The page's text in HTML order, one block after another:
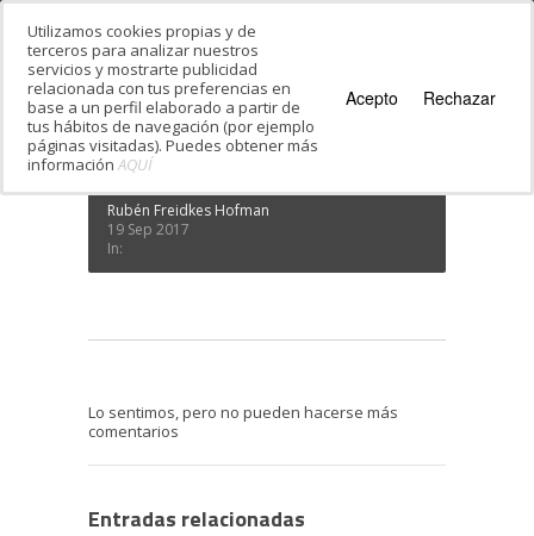
Estás en: Inicio · Capítulos de Sefarad
juderia
juderia
Rubén Freidkes Hofman
19 Sep 2017
In:
Lo sentimos, pero no pueden hacerse más
comentarios
Entradas relacionadas
Utilizamos cookies propias y de
terceros para analizar nuestros
servicios y mostrarte publicidad
relacionada con tus preferencias en
base a un perfil elaborado a partir de
tus hábitos de navegación (por ejemplo
páginas visitadas). Puedes obtener más
información AQUÍ
Acepto Rechazar